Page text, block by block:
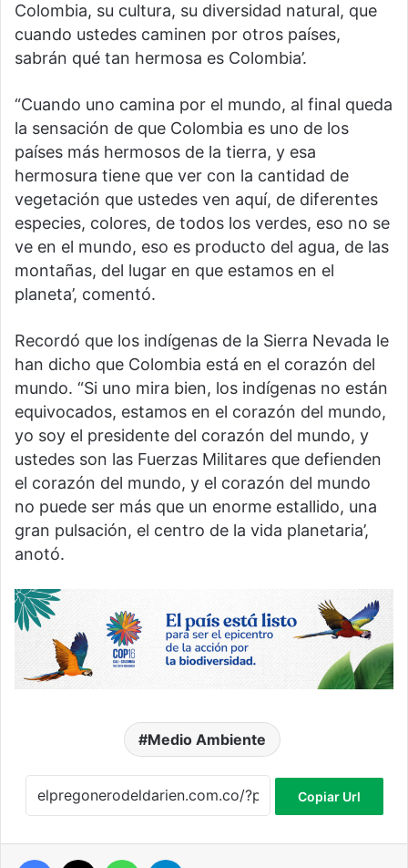
Colombia, su cultura, su diversidad natural, que
cuando ustedes caminen por otros países,
sabrán qué tan hermosa es Colombia’.
“Cuando uno camina por el mundo, al final queda
la sensación de que Colombia es uno de los
países más hermosos de la tierra, y esa
hermosura tiene que ver con la cantidad de
vegetación que ustedes ven aquí, de diferentes
especies, colores, de todos los verdes, eso no se
ve en el mundo, eso es producto del agua, de las
montañas, del lugar en que estamos en el
planeta’, comentó.
Recordó que los indígenas de la Sierra Nevada le
han dicho que Colombia está en el corazón del
mundo. “Si uno mira bien, los indígenas no están
equivocados, estamos en el corazón del mundo,
yo soy el presidente del corazón del mundo, y
ustedes son las Fuerzas Militares que defienden
el corazón del mundo, y el corazón del mundo
no puede ser más que un enorme estallido, una
gran pulsación, el centro de la vida planetaria’,
anotó.
Medio Ambiente
Copiar Url
Facebook WhatsApp